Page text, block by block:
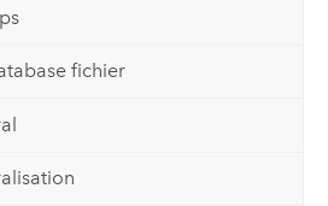
fichier